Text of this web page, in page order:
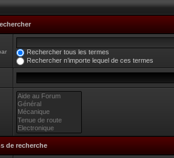
Rechercher tous les termes
Rechercher n’importe lequel de ces termes
de recherche